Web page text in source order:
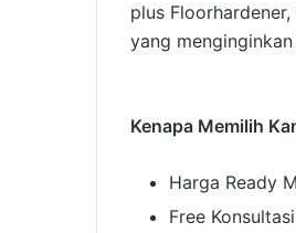
plus
yang
Kenapa Memilih
Harga Ready
Free